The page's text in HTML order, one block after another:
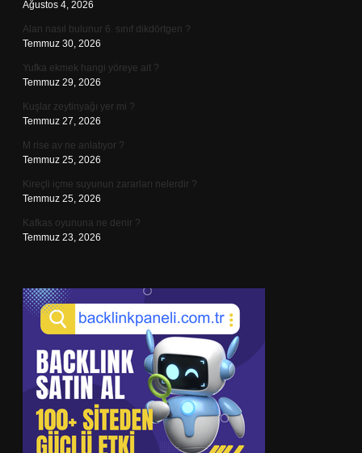
Ağustos 4, 2026
Alan nasıl bulunur 6. sınıf dikdörtgen ?
Temmuz 30, 2026
Yufka ekmek hangi yöreye ait ?
Temmuz 29, 2026
Kuşlar zeytinyağı yer mi ?
Temmuz 27, 2026
M rise av ne anlatıyor ?
Temmuz 25, 2026
Kireçli içme suyunun zararları nelerdir ?
Temmuz 25, 2026
Kafkas oyununa ne denir ?
Temmuz 23, 2026